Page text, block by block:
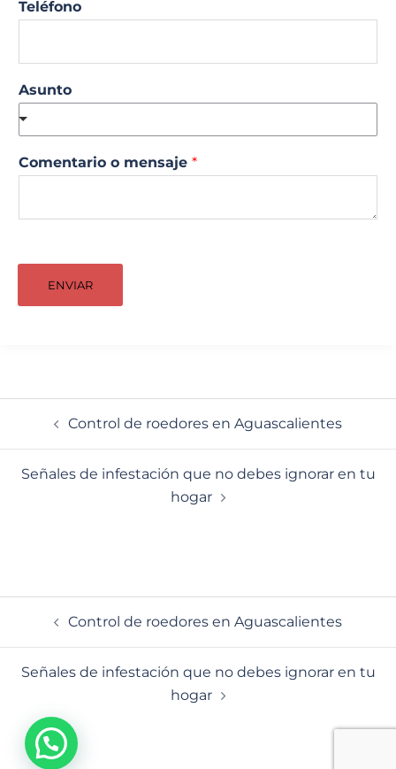
Teléfono
Asunto
Comentario o mensaje *
ENVIAR
Control de roedores en Aguascalientes
Señales de infestación que no debes ignorar en tu
hogar
Control de roedores en Aguascalientes
Señales de infestación que no debes ignorar en tu
hogar